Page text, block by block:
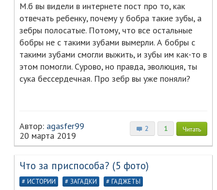
М.б вы видели в интернете пост про то, как
отвечать ребенку, почему у бобра такие зубы, а
зебры полосатые. Потому, что все остальные
бобры не с такими зубами вымерли. А бобры с
такими зубами смогли выжить, и зубы им как-то в
этом помогли. Сурово, но правда, эволюция, ты
сука бессердечная. Про зебр вы уже поняли?
2 1 Читать
Автор: agasfer99
20 марта 2019
Что за приспособа? (5 фото)
ИСТОРИИ ЗАГАДКИ ГАДЖЕТЫ